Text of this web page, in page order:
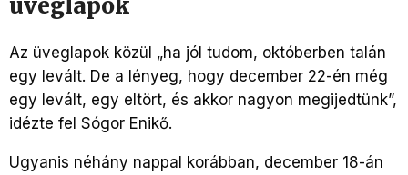
üveglapok
Az üveglapok közül „ha jól tudom, októberben talán
egy levált. De a lényeg, hogy december 22-én még
egy levált, egy eltört, és akkor nagyon megijedtünk”,
idézte fel Sógor Enikő.
Ugyanis néhány nappal korábban, december 18-án